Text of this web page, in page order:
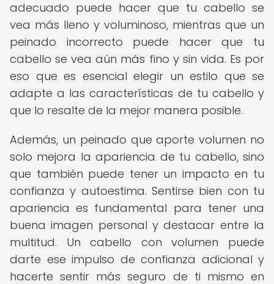
adecuado puede hacer que tu cabello se
vea más lleno y voluminoso, mientras que un
peinado incorrecto puede hacer que tu
cabello se vea aún más fino y sin vida. Es por
eso que es esencial elegir un estilo que se
adapte a las características de tu cabello y
que lo resalte de la mejor manera posible.
Además, un peinado que aporte volumen no
solo mejora la apariencia de tu cabello, sino
que también puede tener un impacto en tu
confianza y autoestima. Sentirse bien con tu
apariencia es fundamental para tener una
buena imagen personal y destacar entre la
multitud. Un cabello con volumen puede
darte ese impulso de confianza adicional y
hacerte sentir más seguro de ti mismo en